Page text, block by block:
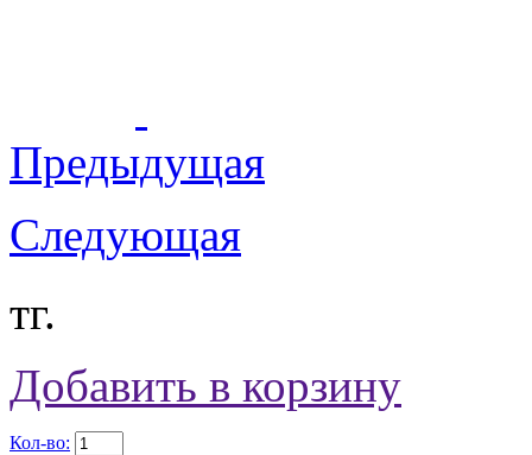
Предыдущая
Следующая
тг.
Добавить в корзину
Кол-во: